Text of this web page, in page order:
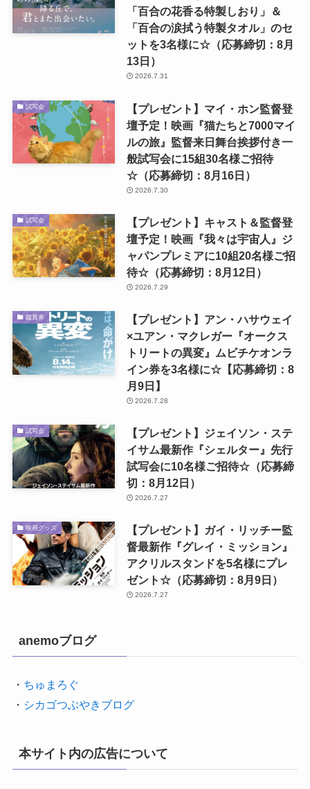
「百合の花香る特製しおり」＆
「百合の涙拭う特製タオル」のセ
ットを3名様に☆（応募締切：8月
13日）
2026.7.31
試写会
【プレゼント】マイ・ホン監督登
壇予定！映画『猫たちと7000マイ
ルの旅』監督来日舞台挨拶付き一
般試写会に15組30名様ご招待
☆（応募締切：8月16日）
2026.7.30
試写会
【プレゼント】キャスト＆監督登
壇予定！映画『我々は宇宙人』ジ
ャパンプレミアに10組20名様ご招
待☆（応募締切：8月12日）
2026.7.29
鑑賞券
【プレゼント】アン・ハサウェイ
×ユアン・マクレガー『オークス
トリートの異変』ムビチケオンラ
イン券を3名様に☆【応募締切：8
月9日】
2026.7.28
試写会
【プレゼント】ジェイソン・ステ
イサム最新作『シェルター』先行
試写会に10名様ご招待☆（応募締
切：8月12日）
2026.7.27
映画グッズ
【プレゼント】ガイ・リッチー監
督最新作『グレイ・ミッション』
アクリルスタンドを5名様にプレ
ゼント☆（応募締切：8月9日）
2026.7.27
anemoブログ
・ ちゅまろぐ
・ シカゴつぶやきブログ
本サイト内の広告について